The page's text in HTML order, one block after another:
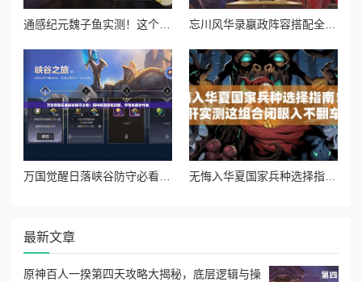
通感纪元魏子鱼实测！这个通感者的技能搭配让对手瞬间破防？必练攻略大公开 忘川风华录嬴政阵容搭配全解！秒懂神级组合碾压全图攻略
无悔入华夏国家兵种选择指南！爆肝实测这组合闭眼入不翻车
最新文章
原神百人一揆第四天攻略大揭秘，底层逻辑与操